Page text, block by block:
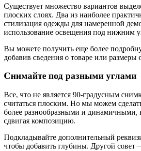
Существует множество вариантов
плоских слоях. Два из наиболее
стилизация одежды для намеренной
использование освещения под нижним
Вы можете получить еще более
добавив сведения о товаре или размеры
Снимайте под разными углами
Все, что не является 90-градусным
считаться плоским. Но мы можем
более разнообразными и динамичными,
сдвигая композицию.
Подкладывайте дополнительный
чтобы добавить глубины. Другой совет